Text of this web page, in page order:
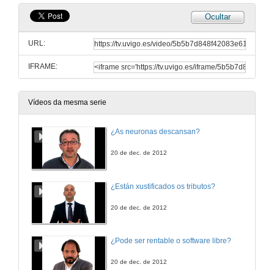
Ocultar
URL:
IFRAME:
Vídeos da mesma serie
¿As neuronas descansan?
20 de dec. de 2012
¿Están xustificados os tributos?
20 de dec. de 2012
¿Pode ser rentable o software libre?
20 de dec. de 2012